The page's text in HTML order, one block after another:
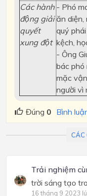
Các hành
động giải
quyết
xung đột
- Phó
ăn diện,
quý
kệch,
- Ông
bác
mặc
người vì
Đúng 0 Bình
CÁC
Trải nghiệm
trời sáng tạo
16 tháng 9 2023